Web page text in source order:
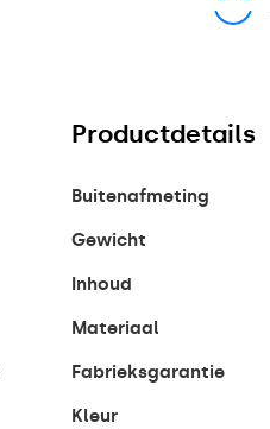
Productdetails
Buitenafmeting
Gewicht
Inhoud
Materiaal
Fabrieksgarantie
Kleur